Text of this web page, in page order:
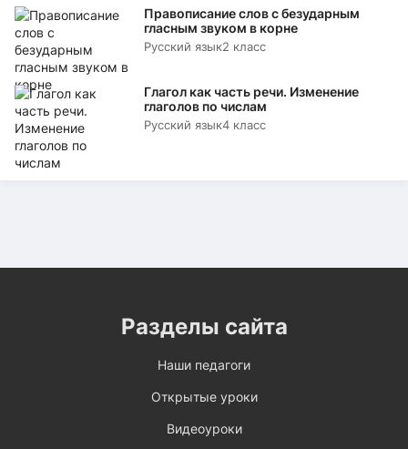
Правописание слов с безударным
гласным звуком в корне
Русский язык2 класс
Глагол как часть речи. Изменение
глаголов по числам
Русский язык4 класс
Разделы сайта
Наши педагоги
Открытые уроки
Видеоуроки